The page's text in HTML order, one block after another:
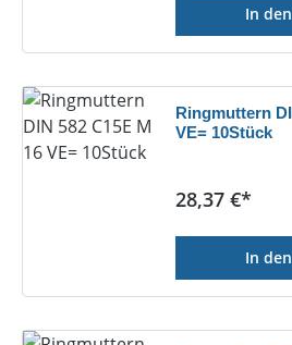
In
Ringmuttern
VE= 10Stück
Regulärer
28,37 €*
In